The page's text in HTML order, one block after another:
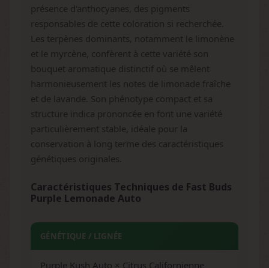
présence d'anthocyanes, des pigments
responsables de cette coloration si recherchée.
Les terpènes dominants, notamment le limonène
et le myrcène, confèrent à cette variété son
bouquet aromatique distinctif où se mêlent
harmonieusement les notes de limonade fraîche
et de lavande. Son phénotype compact et sa
structure indica prononcée en font une variété
particulièrement stable, idéale pour la
conservation à long terme des caractéristiques
génétiques originales.
Caractéristiques Techniques de Fast Buds
Purple Lemonade Auto
GÉNÉTIQUE / LIGNÉE
Purple Kush Auto × Citrus Californienne